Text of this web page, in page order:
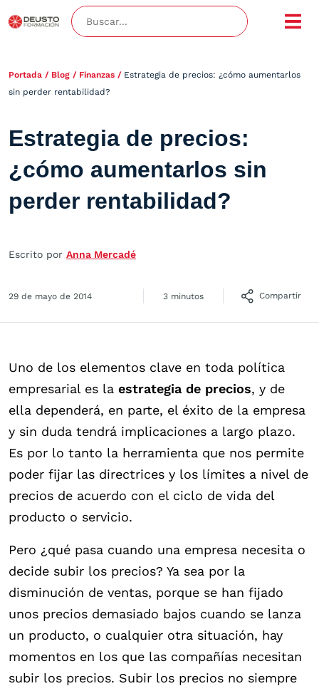
Portada / Blog / Finanzas / Estrategia de precios: ¿cómo aumentarlos
sin perder rentabilidad?
Estrategia de precios:
¿cómo aumentarlos sin
perder rentabilidad?
Escrito por Anna Mercadé
29 de mayo de 2014 3 minutos Compartir
Uno de los elementos clave en toda política
empresarial es la estrategia de precios, y de
ella dependerá, en parte, el éxito de la empresa
y sin duda tendrá implicaciones a largo plazo.
Es por lo tanto la herramienta que nos permite
poder fijar las directrices y los límites a nivel de
precios de acuerdo con el ciclo de vida del
producto o servicio.
Pero ¿qué pasa cuando una empresa necesita o
decide subir los precios? Ya sea por la
disminución de ventas, porque se han fijado
unos precios demasiado bajos cuando se lanza
un producto, o cualquier otra situación, hay
momentos en los que las compañías necesitan
subir los precios. Subir los precios no siempre